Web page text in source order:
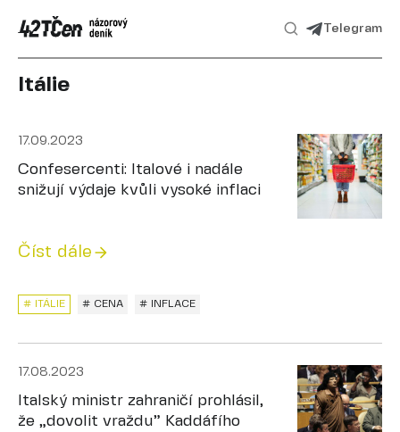
Telegram
Itálie
17.09.2023
Confesercenti: Italové i nadále
snižují výdaje kvůli vysoké inflaci
Číst dále
# CENA # INFLACE
# ITÁLIE
17.08.2023
Italský ministr zahraničí prohlásil,
že „dovolit vraždu” Kaddáfího